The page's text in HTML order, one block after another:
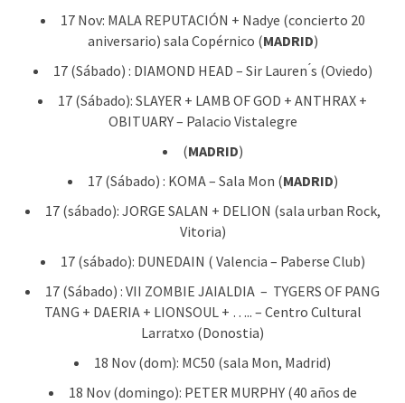
17 Nov: MALA REPUTACIÓN + Nadye (concierto 20
aniversario) sala Copérnico (MADRID)
17 (Sábado) : DIAMOND HEAD – Sir Lauren ́s (Oviedo)
17 (Sábado): SLAYER + LAMB OF GOD + ANTHRAX +
OBITUARY – Palacio Vistalegre
(MADRID)
17 (Sábado) : KOMA – Sala Mon (MADRID)
17 (sábado): JORGE SALAN + DELION (sala urban Rock,
Vitoria)
17 (sábado): DUNEDAIN ( Valencia – Paberse Club)
17 (Sábado) : VII ZOMBIE JAIALDIA – TYGERS OF PANG
TANG + DAERIA + LIONSOUL + ….. – Centro Cultural
Larratxo (Donostia)
18 Nov (dom): MC50 (sala Mon, Madrid)
18 Nov (domingo): PETER MURPHY (40 años de